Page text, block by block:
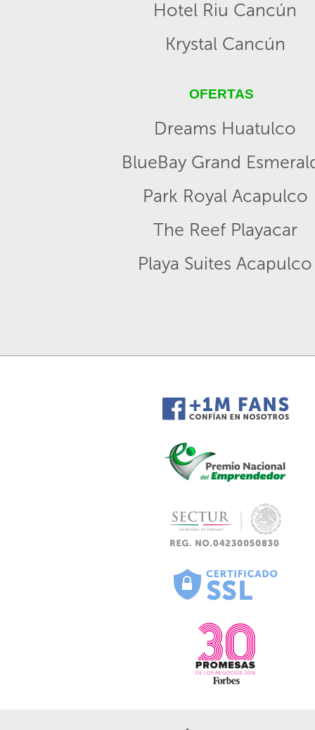
Hotel Riu Cancún
Krystal Cancún
OFERTAS
Dreams Huatulco
BlueBay Grand
Park Royal Acapulco
The Reef Playacar
Playa Suites Acapulco